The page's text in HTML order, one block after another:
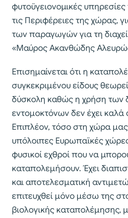
φυτοϋγειονομικές
τις Περιφέρειες της χώρας,
των παραγωγών για τη
«Μαύρος Ακανθώδης
Επισημαίνεται ότι η
συγκεκριμένου είδους
δύσκολη καθώς η χρήση των
εντομοκτόνων δεν έχει
Επιπλέον, τόσο στη χώρα μας
υπόλοιπες Ευρωπαϊκές
φυσικοί εχθροί που να
καταπολεμήσουν. Έχει
και αποτελεσματική
επιτευχθεί μόνο μέσω της
βιολογικής καταπολέμησης,